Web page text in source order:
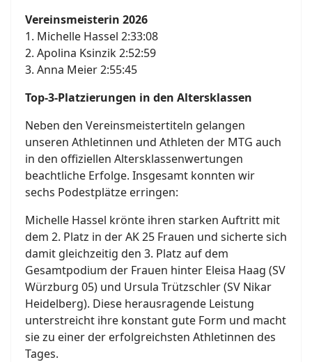
Vereinsmeisterin 2026
1. Michelle Hassel 2:33:08
2. Apolina Ksinzik 2:52:59
3. Anna Meier 2:55:45
Top-3-Platzierungen in den Altersklassen
Neben den Vereinsmeistertiteln gelangen
unseren Athletinnen und Athleten der MTG auch
in den offiziellen Altersklassenwertungen
beachtliche Erfolge. Insgesamt konnten wir
sechs Podestplätze erringen:
Michelle Hassel krönte ihren starken Auftritt mit
dem 2. Platz in der AK 25 Frauen und sicherte sich
damit gleichzeitig den 3. Platz auf dem
Gesamtpodium der Frauen hinter Eleisa Haag (SV
Würzburg 05) und Ursula Trützschler (SV Nikar
Heidelberg). Diese herausragende Leistung
unterstreicht ihre konstant gute Form und macht
sie zu einer der erfolgreichsten Athletinnen des
Tages.